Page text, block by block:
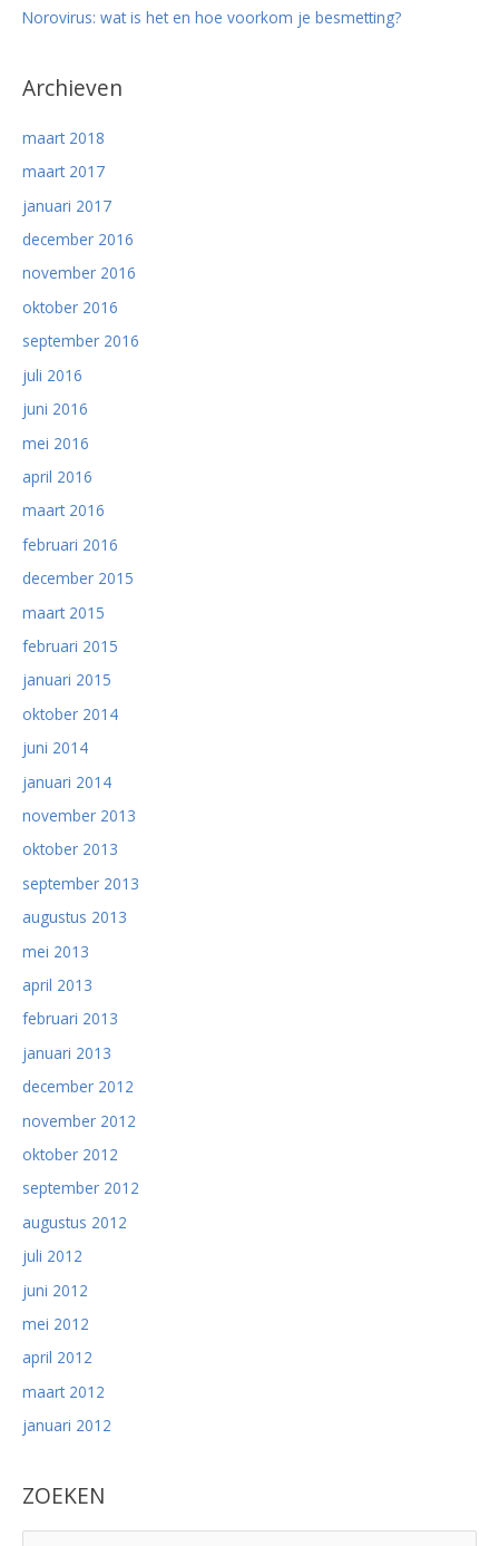
Norovirus: wat is het en hoe voorkom je besmetting?
Archieven
maart 2018
maart 2017
januari 2017
december 2016
november 2016
oktober 2016
september 2016
juli 2016
juni 2016
mei 2016
april 2016
maart 2016
februari 2016
december 2015
maart 2015
februari 2015
januari 2015
oktober 2014
juni 2014
januari 2014
november 2013
oktober 2013
september 2013
augustus 2013
mei 2013
april 2013
februari 2013
januari 2013
december 2012
november 2012
oktober 2012
september 2012
augustus 2012
juli 2012
juni 2012
mei 2012
april 2012
maart 2012
januari 2012
ZOEKEN